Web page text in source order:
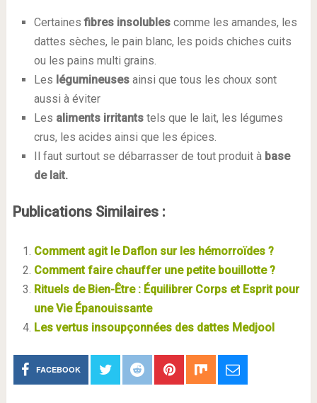
Certainesfibres insolublescomme les amandes, les
dattes sèches, le pain blanc, les poids chiches cuits
ou les pains multi grains.
Les légumineusesainsi que tous les choux sont
aussi à éviter
Les aliments irritantstels que le lait, les légumes
crus, les acides ainsi que les épices.
Il faut surtout se débarrasser de tout produit à base
de lait.
Publications Similaires :
Comment agit le Daflon sur les hémorroïdes ?
Comment faire chauffer une petite bouillotte ?
Rituels de Bien-Être : Équilibrer Corps et Esprit pour
une Vie Épanouissante
Les vertus insoupçonnées des dattes Medjool
FACEBOOK